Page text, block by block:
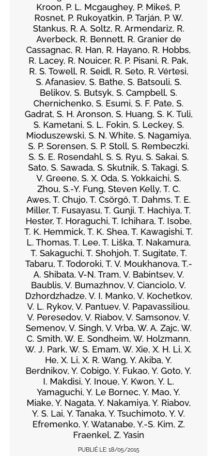
Kroon, P. L. Mcgaughey, P. Mikeš, P.
Rosnet, P. Rukoyatkin, P. Tarján, P. W.
Stankus, R. A. Soltz, R. Armendariz, R.
Averbeck, R. Bennett, R. Granier de
Cassagnac, R. Han, R. Hayano, R. Hobbs,
R. Lacey, R. Nouicer, R. P. Pisani, R. Pak,
R. S. Towell, R. Seidl, R. Seto, R. Vértesi,
S. Afanasiev, S. Bathe, S. Batsouli, S.
Belikov, S. Butsyk, S. Campbell, S.
Chernichenko, S. Esumi, S. F. Pate, S.
Gadrat, S. H. Aronson, S. Huang, S. K. Tuli,
S. Kametani, S. L. Fokin, S. Leckey, S.
Mioduszewski, S. N. White, S. Nagamiya,
S. P. Sorensen, S. P. Stoll, S. Rembeczki,
S. S. E. Rosendahl, S. S. Ryu, S. Sakai, S.
Sato, S. Sawada, S. Skutnik, S. Takagi, S.
V. Greene, S. X. Oda, S. Yokkaichi, S.
Zhou, S.-Y. Fung, Steven Kelly, T. C.
Awes, T. Chujo, T. Csörgő, T. Dahms, T. E.
Miller, T. Fusayasu, T. Gunji, T. Hachiya, T.
Hester, T. Horaguchi, T. Ichihara, T. Isobe,
T. K. Hemmick, T. K. Shea, T. Kawagishi, T.
L. Thomas, T. Lee, T. Liška, T. Nakamura,
T. Sakaguchi, T. Shohjoh, T. Sugitate, T.
Tabaru, T. Todoroki, T. V. Moukhanova, T.-
A. Shibata, V-N. Tram, V. Babintsev, V.
Baublis, V. Bumazhnov, V. Cianciolo, V.
Dzhordzhadze, V. I. Manko, V. Kochetkov,
V. L. Rykov, V. Pantuev, V. Papavassiliou,
V. Peresedov, V. Riabov, V. Samsonov, V.
Semenov, V. Singh, V. Vrba, W. A. Zajc, W.
C. Smith, W. E. Sondheim, W. Holzmann,
W. J. Park, W. S. Emam, W. Xie, X. H. Li, X.
He, X. Li, X. R. Wang, Y. Akiba, Y.
Berdnikov, Y. Cobigo, Y. Fukao, Y. Goto, Y.
I. Makdisi, Y. Inoue, Y. Kwon, Y. L.
Yamaguchi, Y. Le Bornec, Y. Mao, Y.
Miake, Y. Nagata, Y. Nakamiya, Y. Riabov,
Y. S. Lai, Y. Tanaka, Y. Tsuchimoto, Y. V.
Efremenko, Y. Watanabe, Y.-S. Kim, Z.
Fraenkel, Z. Yasin
PUBLIÉ LE: 18/05/2015